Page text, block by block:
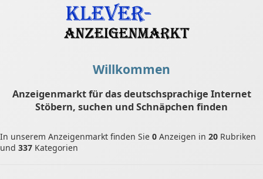
Willkommen
Anzeigenmarkt für das deutschsprachige Internet
Stöbern, suchen und Schnäpchen finden
In unserem Anzeigenmarkt finden Sie 0 Anzeigen in 20 Rubriken
und 337 Kategorien